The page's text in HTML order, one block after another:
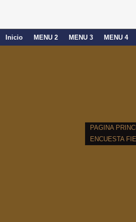
Inicio MENU 2 MENU 3 MENU 4
PAGINA
ENCUESTA